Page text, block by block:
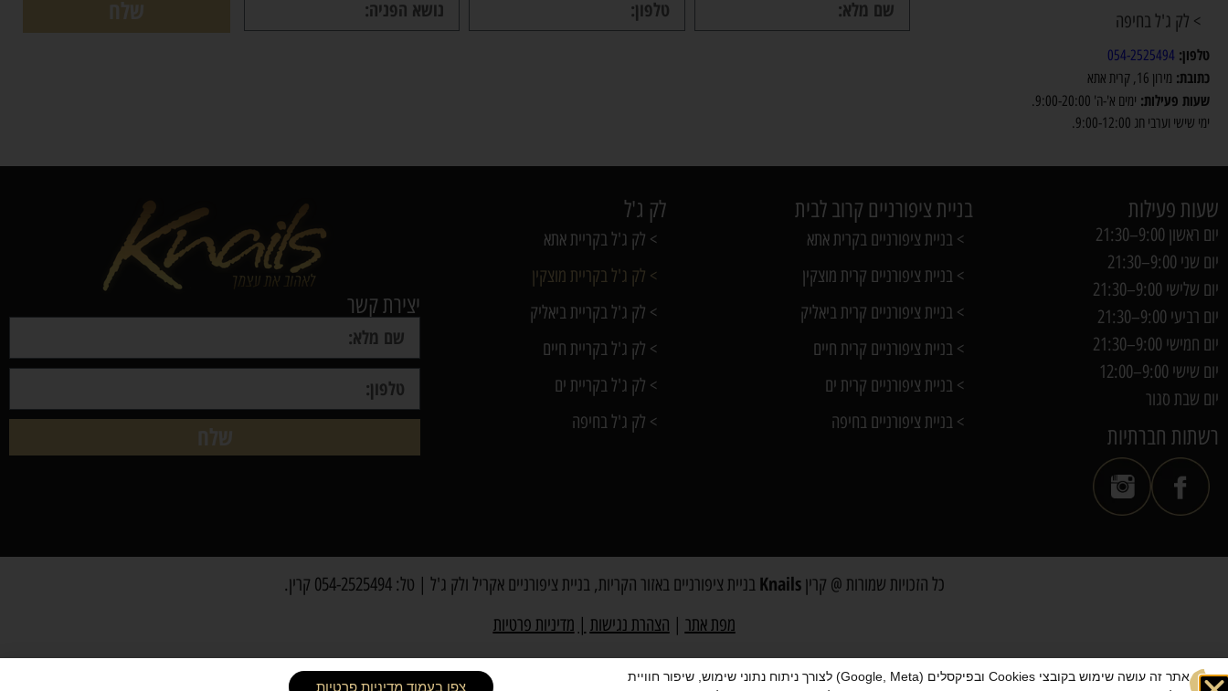
> לק ג'ל בחיפה
טלפון: 054-2525494
כתובת: מירון 16, קרית אתא
שעות פעילות: ימים א'-ה' 9:00-20:00.
ימי שישי וערבי חג 9:00-12:00.
שלח
שעות פעילות
יום ראשון 9:00–21:30
יום שני 9:00–21:30
יום שלישי 9:00–21:30
יום רביעי 9:00–21:30
יום חמישי 9:00–21:30
יום שישי 9:00–12:00
יום שבת סגור
רשתות חברתיות
בניית ציפורניים קרוב לבית
> בניית ציפורניים בקרית אתא
> בניית ציפורניים קרית מוצקין
> בניית ציפורניים קרית ביאליק
> בניית ציפורניים קרית חיים
> בניית ציפורניים קרית ים
> בניית ציפורניים בחיפה
לק ג'ל
> לק ג'ל בקריית אתא
> לק ג'ל בקריית מוצקין
> לק ג'ל בקריית ביאליק
> לק ג'ל בקריית חיים
> לק ג'ל בקריית ים
> לק ג'ל בחיפה
יצירת קשר
שלח
כל הזכויות שמורות @ קריןKnails בניית ציפורניים באזור הקריות, בניית ציפורניים אקריל ולק ג'ל | טל: 054-2525494 קרין.
מפת אתר | הצהרת נגישות | מדיניות פרטיות
אתר זה עושה שימוש בקובצי Cookies ובפיקסלים (Google, Meta) לצורך ניתוח נתוני שימוש, שיפור חוויית
צפו בעמוד מדיניות פרטיות